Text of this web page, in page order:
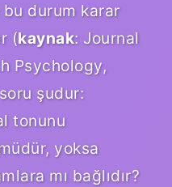
durum karar
(kaynak: Journal
Psychology,
şudur:
tonunu
yoksa
mı bağlıdır?